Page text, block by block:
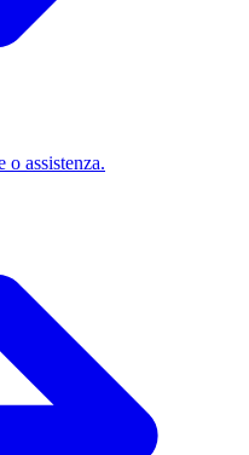
o assistenza.